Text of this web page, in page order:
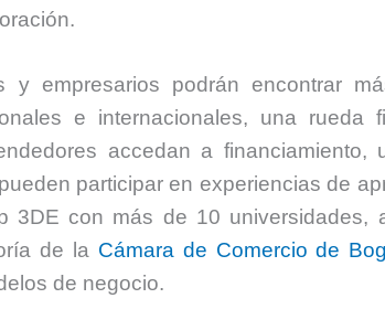
y empresarios podrán encontrar
e internacionales, una rueda
accedan a financiamiento,
participar en experiencias de
3DE con más de 10 universidades,
de la Cámara de Comercio de
de negocio.